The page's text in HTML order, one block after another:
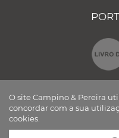
CAMPINO E PEREIRA -
TODOS OS DIREITOS
O site Campino & Pereira
concordar com a sua
cookies.